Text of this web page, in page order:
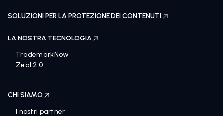
SOLUZIONI PER LA PROTEZIONE DEI CONTENUTI
LA NOSTRA TECNOLOGIA
TrademarkNow
Zeal 2.0
CHI SIAMO
I nostri partner